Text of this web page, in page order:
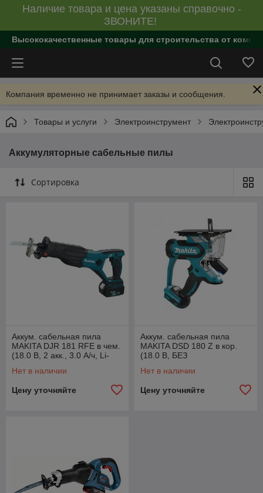
Наличие товара и цена указаны справочно -
ЗВОНИТЕ!
Высококачественные товары для строительства от
Компания временно не принимает заказы и сообщения.
Товары и услуги Электроинструмент
Аккумуляторные сабельные пилы
Сортировка
Аккум. сабельная пила
MAKITA DJR 181 RFE в чем.
(18.0 В, 2 акк., 3.0 А/ч, Li-
Нет в наличии
Цену уточняйте
Аккум. сабельная пила
MAKITA DSD 180 Z в кор.
(18.0 В, БЕЗ
15 мм)
Нет в наличии
Цену уточняйте